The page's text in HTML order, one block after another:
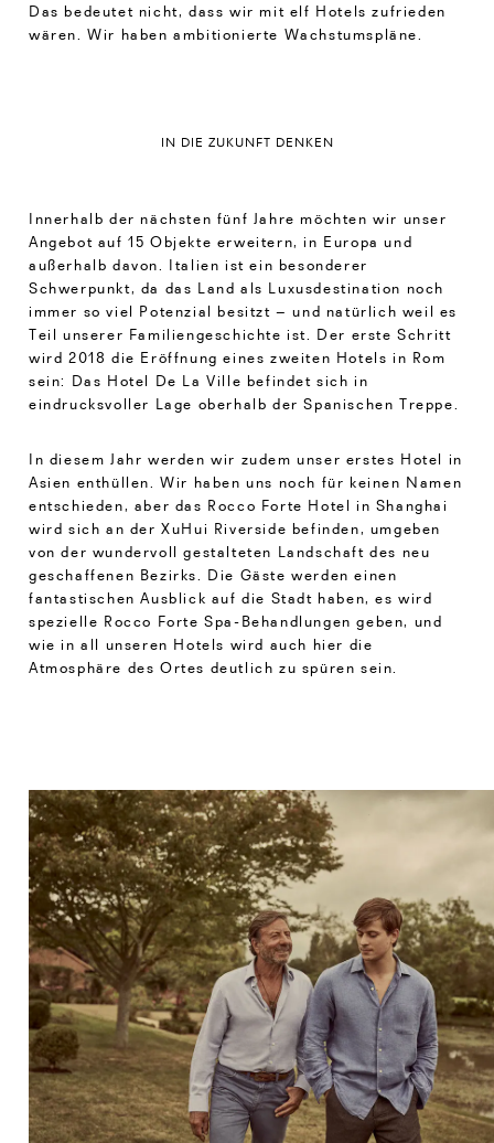
Das bedeutet nicht, dass wir mit elf Hotels zufrieden
wären. Wir haben ambitionierte Wachstumspläne.
IN DIE ZUKUNFT DENKEN
Innerhalb der nächsten fünf Jahre möchten wir unser
Angebot auf 15 Objekte erweitern, in Europa und
außerhalb davon. Italien ist ein besonderer
Schwerpunkt, da das Land als Luxusdestination noch
immer so viel Potenzial besitzt – und natürlich weil es
Teil unserer Familiengeschichte ist. Der erste Schritt
wird 2018 die Eröffnung eines zweiten Hotels in Rom
sein: Das Hotel De La Ville befindet sich in
eindrucksvoller Lage oberhalb der Spanischen Treppe.
In diesem Jahr werden wir zudem unser erstes Hotel in
Asien enthüllen. Wir haben uns noch für keinen Namen
entschieden, aber das Rocco Forte Hotel in Shanghai
wird sich an der XuHui Riverside befinden, umgeben
von der wundervoll gestalteten Landschaft des neu
geschaffenen Bezirks. Die Gäste werden einen
fantastischen Ausblick auf die Stadt haben, es wird
spezielle Rocco Forte Spa-Behandlungen geben, und
wie in all unseren Hotels wird auch hier die
Atmosphäre des Ortes deutlich zu spüren sein.